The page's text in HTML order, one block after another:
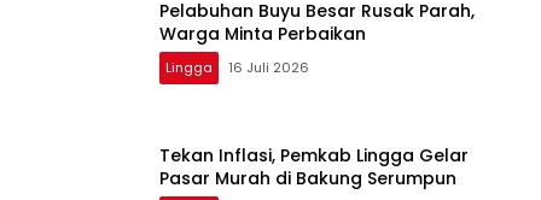
Pelabuhan Buyu Besar Rusak Parah,
Warga Minta Perbaikan
Lingga 16 Juli 2026
Tekan Inflasi, Pemkab Lingga Gelar
Pasar Murah di Bakung Serumpun